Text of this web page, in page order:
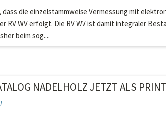
dass die einzelstammweise Vermessung mit
RV WV erfolgt. Die RV WV ist damit integraler
beim sog....
NADELHOLZ JETZT ALS